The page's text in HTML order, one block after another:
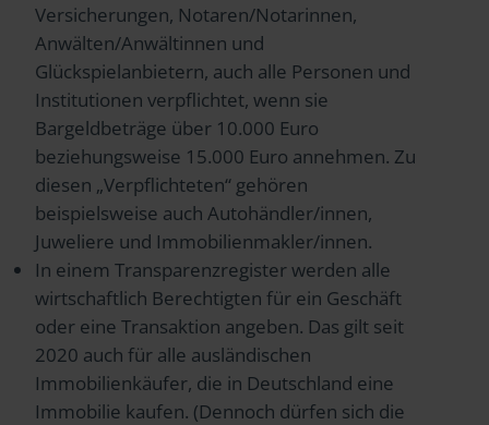
Versicherungen, Notaren/Notarinnen,
Anwälten/Anwältinnen und
Glückspielanbietern, auch alle Personen und
Institutionen verpflichtet, wenn sie
Bargeldbeträge über 10.000 Euro
beziehungsweise 15.000 Euro annehmen. Zu
diesen „Verpflichteten“ gehören
beispielsweise auch Autohändler/innen,
Juweliere und Immobilienmakler/innen.
In einem Transparenzregister werden alle
wirtschaftlich Berechtigten für ein Geschäft
oder eine Transaktion angeben. Das gilt seit
2020 auch für alle ausländischen
Immobilienkäufer, die in Deutschland eine
Immobilie kaufen. (Dennoch dürfen sich die